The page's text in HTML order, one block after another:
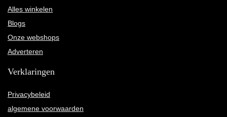
Alles winkelen
Blogs
Onze webshops
Adverteren
Verklaringen
Privacybeleid
algemene voorwaarden